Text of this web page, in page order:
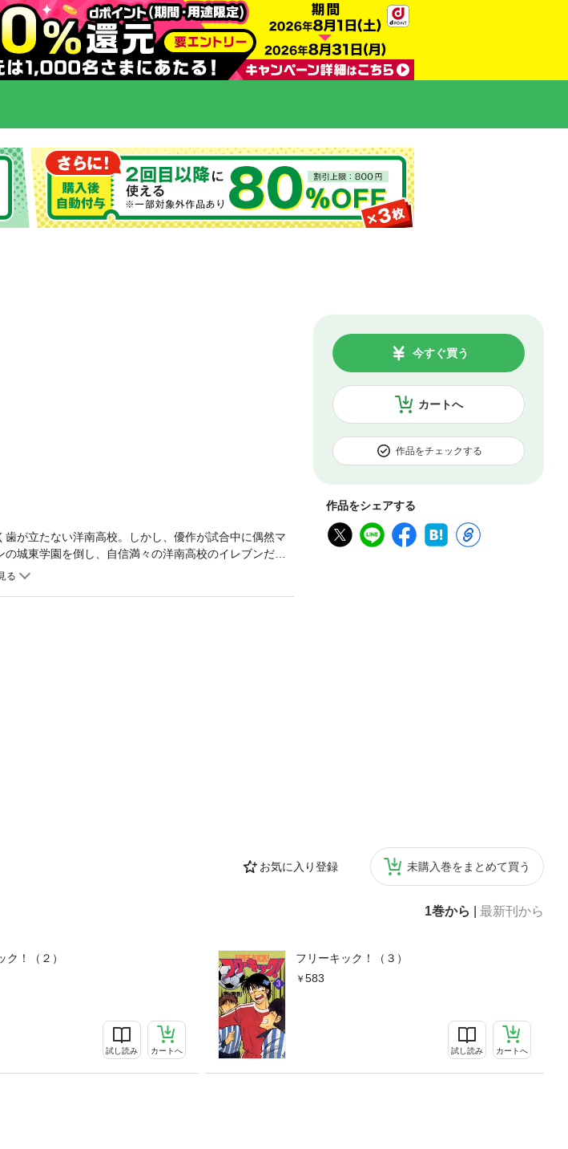
カートへ
今すぐ買う
作品をチェックする
作品をシェアする
お気に入り登録 未購入巻をまとめて買う
1巻から 最新刊から
ク！（２）
試し読み カートへ
フリーキック！（３）
583
試し読み カートへ
が立たない洋南高校。しかし、優作が試合中に偶然マ
城東学園を倒し、自信満々の洋南高校のイレブンだっ